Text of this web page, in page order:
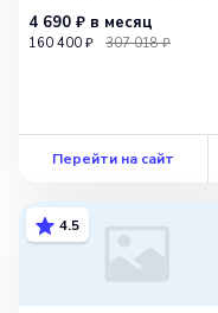
4 690 ₽ в месяц
160 400 ₽ 307 018 ₽
Перейти на сайт
4.5